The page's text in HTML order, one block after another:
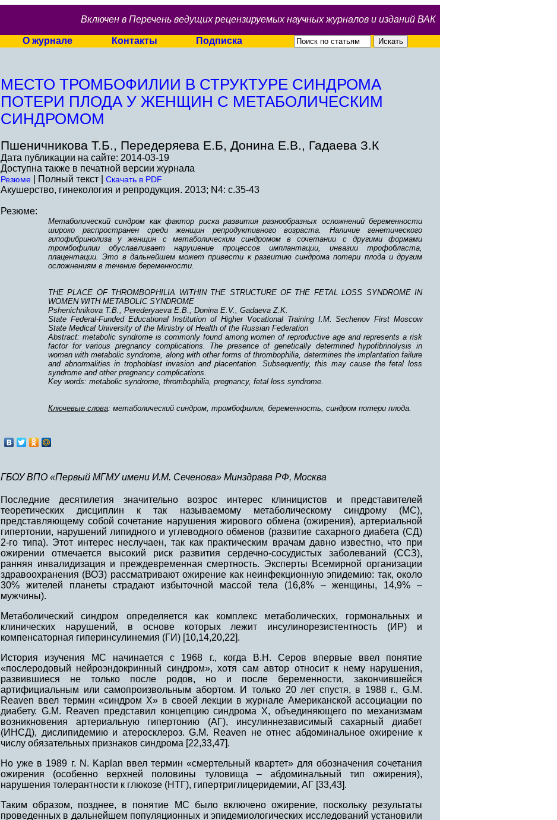
Включен в Перечень ведущих рецензируемых научных журналов и изданий ВАК
О журнале Контакты Подписка
МЕСТО ТРОМБОФИЛИИ В СТРУКТУРЕ СИНДРОМА
ПОТЕРИ ПЛОДА У ЖЕНЩИН С МЕТАБОЛИЧЕСКИМ
СИНДРОМОМ
Пшеничникова Т.Б., Передеряева Е.Б, Донина Е.В., Гадаева З.К
Дата публикации на сайте: 2014-03-19
Доступна также в печатной версии журнала
Резюме | Полный текст | Скачать в PDF
Акушерство, гинекология и репродукция. 2013; N4: c.35-43
Резюме:
Метаболический синдром как фактор риска развития разнообразных осложнений беременности
широко распространен среди женщин репродуктивного возраста. Наличие генетического
гипофибринолиза у женщин с метаболическим синдромом в сочетании с другими формами
тромбофилии обуславливает нарушение процессов имплантации, инвазии трофобласта,
плацентации. Это в дальнейшем может привести к развитию синдрома потери плода и другим
осложнениям в течение беременности.
THE PLACE OF THROMBOPHILIA WITHIN THE STRUCTURE OF THE FETAL LOSS SYNDROME IN
WOMEN WITH METABOLIC SYNDROME
Pshenichnikova T.B., Perederyaeva E.B., Donina E.V., Gadaeva Z.K.
State Federal-Funded Educational Institution of Higher Vocational Training I.M. Sechenov First Moscow
State Medical University of the Ministry of Health of the Russian Federation
Abstract: metabolic syndrome is commonly found among women of reproductive age and represents a risk
factor for various pregnancy complications. The presence of genetically determined hypofibrinolysis in
women with metabolic syndrome, along with other forms of thrombophilia, determines the implantation failure
and abnormalities in trophoblast invasion and placentation. Subsequently, this may cause the fetal loss
syndrome and other pregnancy complications.
Key words: metabolic syndrome, thrombophilia, pregnancy, fetal loss syndrome.
Ключевые слова: метаболический синдром, тромбофилия, беременность, синдром потери плода.
ГБОУ ВПО «Первый МГМУ имени И.М. Сеченова» Минздрава РФ, Москва
Последние десятилетия значительно возрос интерес клиницистов и представителей
теоретических дисциплин к так называемому метаболическому синдрому (МС),
представляющему собой сочетание нарушения жирового обмена (ожирения), артериальной
гипертонии, нарушений липидного и углеводного обменов (развитие сахарного диабета (СД)
2-го типа). Этот интерес неслучаен, так как практическим врачам давно известно, что при
ожирении отмечается высокий риск развития сердечно-сосудистых заболеваний (ССЗ),
ранняя инвалидизация и преждевременная смертность. Эксперты Всемирной организации
здравоохранения (ВОЗ) рассматривают ожирение как неинфекционную эпидемию: так, около
30% жителей планеты страдают избыточной массой тела (16,8% – женщины, 14,9% –
мужчины).
Метаболический синдром определяется как комплекс метаболических, гормональных и
клинических нарушений, в основе которых лежит инсулинорезистентность (ИР) и
компенсаторная гиперинсулинемия (ГИ) [10,14,20,22].
История изучения МС начинается с 1968 г., когда В.Н. Серов впервые ввел понятие
«послеродовый нейроэндокринный синдром», хотя сам автор относит к нему нарушения,
развившиеся не только после родов, но и после беременности, закончившейся
артифициальным или самопроизвольным абортом. И только 20 лет спустя, в 1988 г., G.M.
Reaven ввел термин «синдром Х» в своей лекции в журнале Американской ассоциации по
диабету. G.M. Reaven представил концепцию синдрома Х, объединяющего по механизмам
возникновения артериальную гипертонию (АГ), инсулиннезависимый сахарный диабет
(ИНСД), дислипидемию и атеросклероз. G.М. Reaven не отнес абдоминальное ожирение к
числу обязательных признаков синдрома [22,33,47].
Но уже в 1989 г. N. Kaplan ввел термин «смертельный квартет» для обозначения сочетания
ожирения (особенно верхней половины туловища – абдоминальный тип ожирения),
нарушения толерантности к глюкозе (НТГ), гипертриглицеридемии, АГ [33,43].
Таким образом, позднее, в понятие МС было включено ожирение, поскольку результаты
проведенных в дальнейшем популяционных и эпидемиологических исследований установили